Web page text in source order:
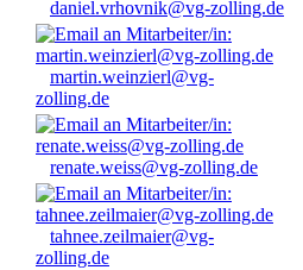
daniel.vrhovnik@vg-zolling.de
martin.weinzierl@vg-
zolling.de
renate.weiss@vg-zolling.de
tahnee.zeilmaier@vg-
zolling.de